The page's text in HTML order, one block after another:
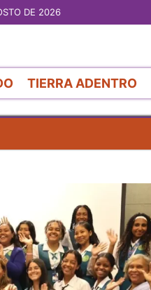
DE 2026
TIERRA ADENTRO